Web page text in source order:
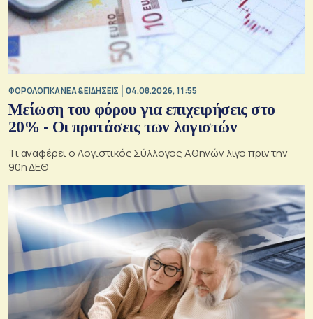
ΦΟΡΟΛΟΓΙΚΑ ΝΕΑ & EΙΔΗΣΕΙΣ 04.08.2026, 11:55
Μείωση του φόρου για επιχειρήσεις στο
20% - Οι προτάσεις των λογιστών
Τι αναφέρει ο Λογιστικός Σύλλογος Αθηνών λιγο πριν την
90η ΔΕΘ